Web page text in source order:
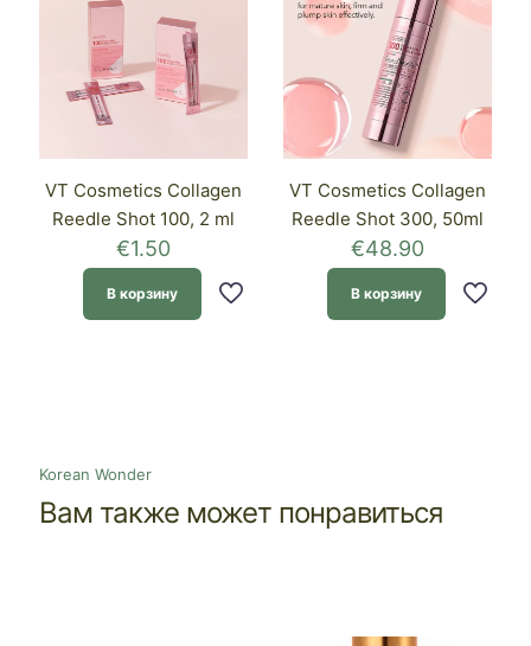
VT Cosmetics Collagen
Reedle Shot 100, 2 ml
€1.50
В корзину
VT Cosmetics Collagen
Reedle Shot 300, 50ml
€48.90
В корзину
Korean Wonder
Вам также может понравиться